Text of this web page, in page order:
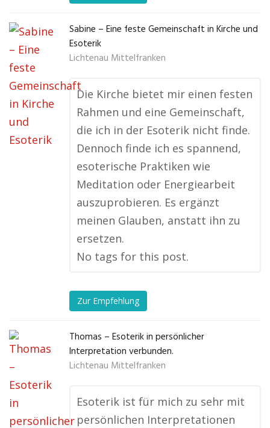
Sabine – Eine feste Gemeinschaft in Kirche und
Esoterik
Lichtenau Mittelfranken
Die Kirche bietet mir einen festen
Rahmen und eine Gemeinschaft,
die ich in der Esoterik nicht finde.
Dennoch finde ich es spannend,
esoterische Praktiken wie
Meditation oder Energiearbeit
auszuprobieren. Es ergänzt
meinen Glauben, anstatt ihn zu
ersetzen.
No tags for this post.
Zur Empfehlung
Thomas – Esoterik in persönlicher
Interpretation verbunden.
Lichtenau Mittelfranken
Esoterik ist für mich zu sehr mit
persönlichen Interpretationen